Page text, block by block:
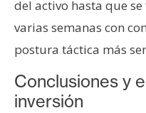
del activo hasta que
varias semanas con
postura táctica más
Conclusiones y
inversión